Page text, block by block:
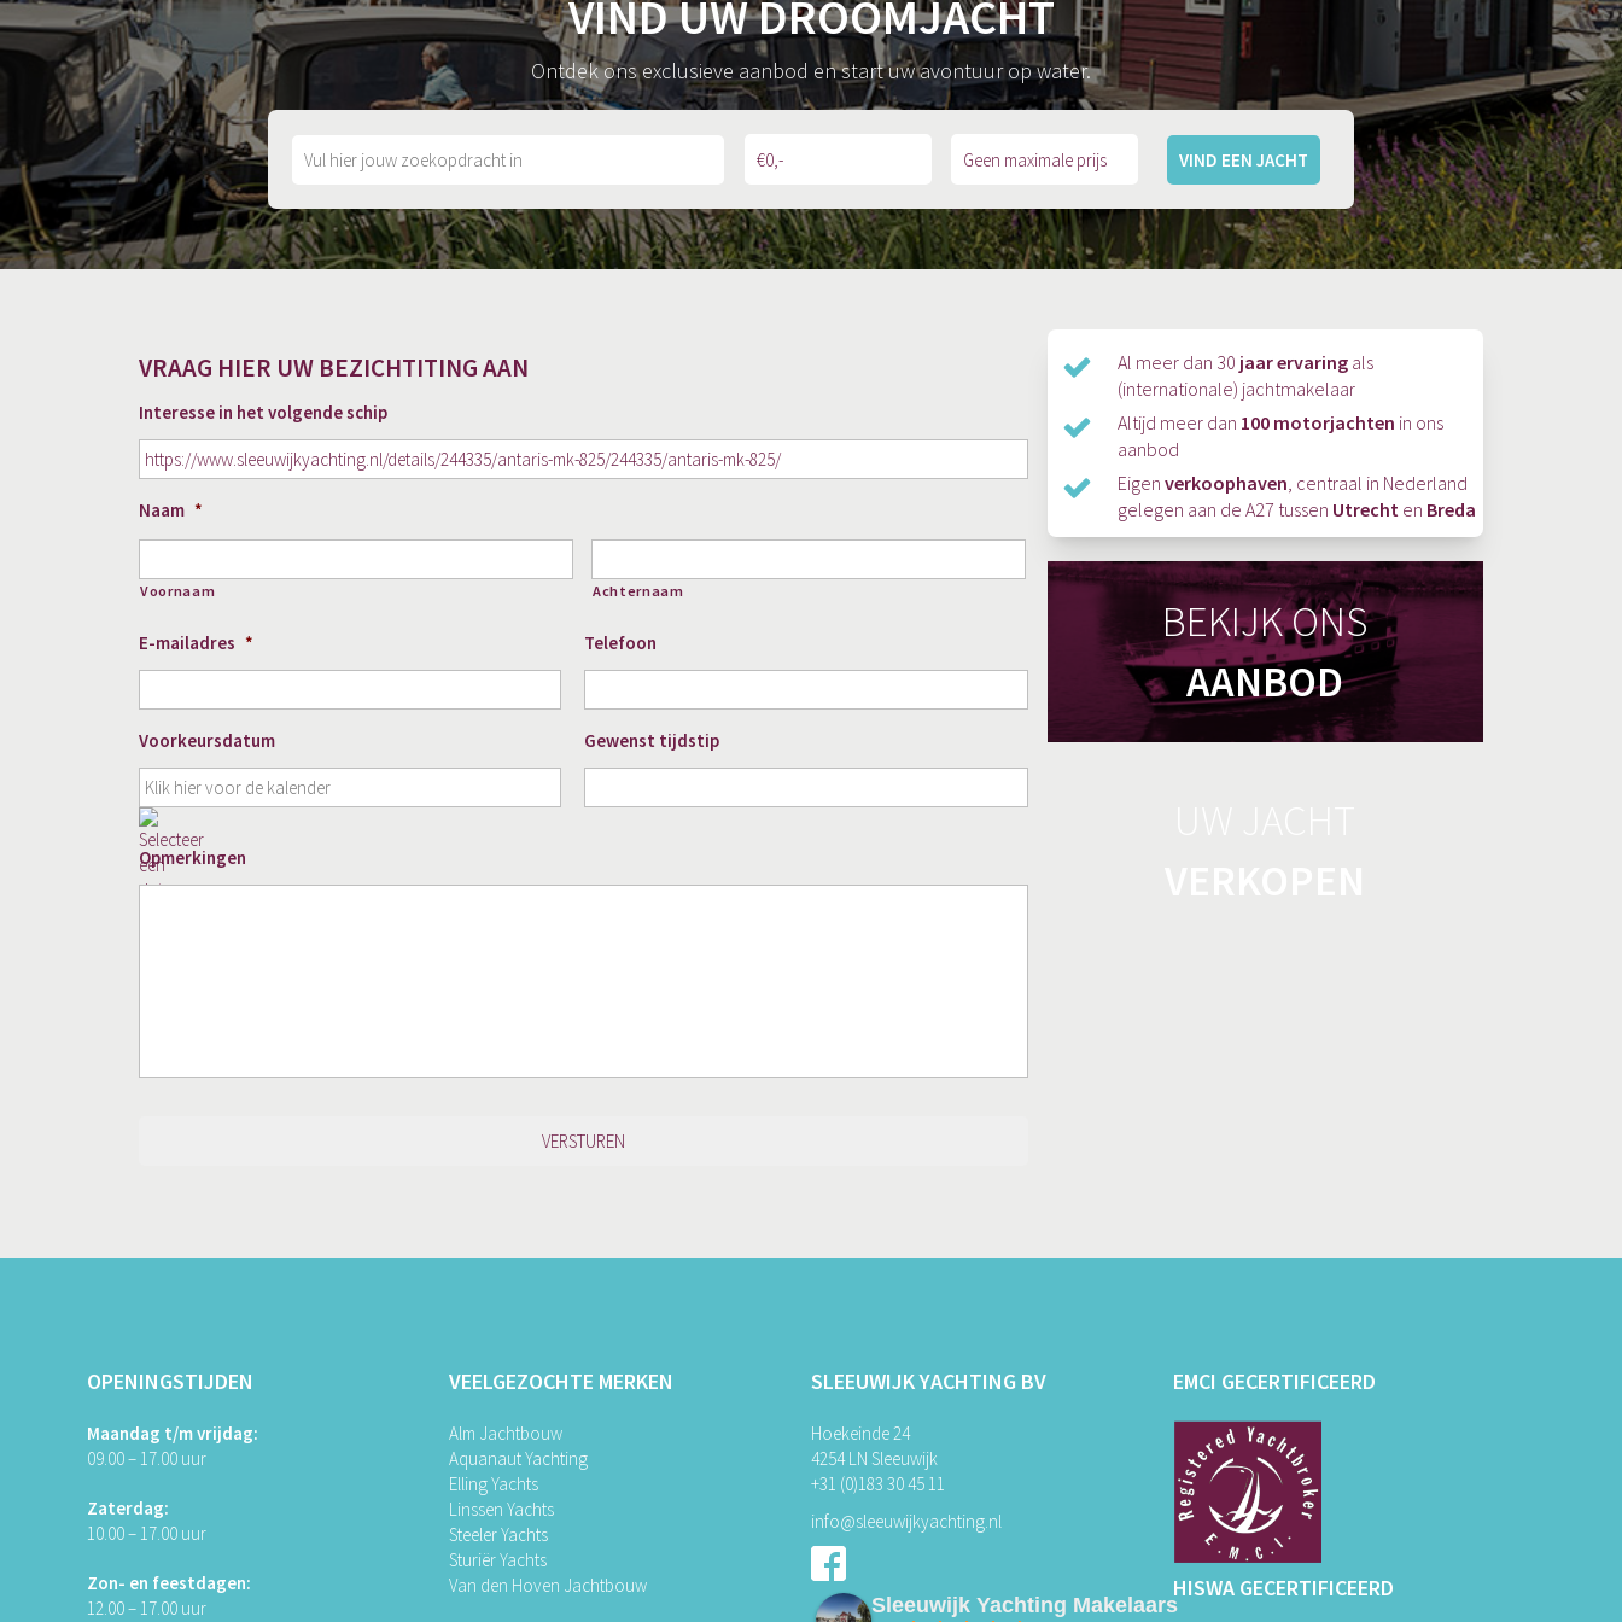
VIND UW DROOMJACHT
Ontdek ons exclusieve aanbod en start uw avontuur op water.
VIND EEN JACHT
VRAAG HIER UW BEZICHTITING AAN
Interesse in het volgende schip
Naam *
Voornaam Achternaam
E-mailadres * Telefoon
Voorkeursdatum
slash
MM
Gewenst tijdstip
Opmerkingen
Al meer dan 30 jaar ervaringals
(internationale) jachtmakelaar
Altijd meer dan 100 motorjachten in ons
aanbod
Eigen verkoophaven, centraal in Nederland
gelegen aan de A27 tussen Utrechten Breda
BEKIJK ONS
AANBOD
OPENINGSTIJDEN
Maandag t/m vrijdag:
09.00 – 17.00 uur
Zaterdag:
10.00 – 17.00 uur
Zon- en feestdagen:
12.00 – 17.00 uur
VEELGEZOCHTE MERKEN
Alm Jachtbouw
Aquanaut Yachting
Elling Yachts
Linssen Yachts
Steeler Yachts
Sturiër Yachts
Van den Hoven Jachtbouw
SLEEUWIJK YACHTING BV
Hoekeinde 24
4254 LN Sleeuwijk
+31 (0)183 30 45 11
info@sleeuwijkyachting.nl
Sleeuwijk Yachting Makelaars
EMCI GECERTIFICEERD
HISWA GECERTIFICEERD